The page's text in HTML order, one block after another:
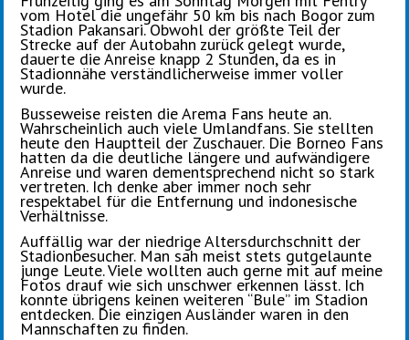
vom Hotel die ungefähr 50 km bis nach Bogor zum
Stadion Pakansari. Obwohl der größte Teil der
Strecke auf der Autobahn zurück gelegt wurde,
dauerte die Anreise knapp 2 Stunden, da es in
Stadionnähe verständlicherweise immer voller
wurde.
Busseweise reisten die Arema Fans heute an.
Wahrscheinlich auch viele Umlandfans. Sie stellten
heute den Hauptteil der Zuschauer. Die Borneo Fans
hatten da die deutliche längere und aufwändigere
Anreise und waren dementsprechend nicht so stark
vertreten. Ich denke aber immer noch sehr
respektabel für die Entfernung und indonesische
Verhältnisse.
Auffällig war der niedrige Altersdurchschnitt der
Stadionbesucher. Man sah meist stets gutgelaunte
junge Leute. Viele wollten auch gerne mit auf meine
Fotos drauf wie sich unschwer erkennen lässt. Ich
konnte übrigens keinen weiteren “Bule” im Stadion
entdecken. Die einzigen Ausländer waren in den
Mannschaften zu finden.